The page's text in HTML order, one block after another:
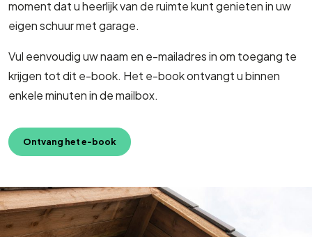
moment dat u heerlijk van de ruimte kunt genieten in uw
eigen schuur met garage.
Vul eenvoudig uw naam en e-mailadres in om toegang te
krijgen tot dit e-book. Het e-book ontvangt u binnen
enkele minuten in de mailbox.
Ontvang het e-book